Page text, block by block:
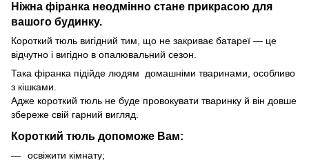
Ніжна фіранка неодмінно стане прикрасою для
вашого будинку.
Короткий тюль вигідний тим, що не закриває батареї — це
відчутно і вигідно в опалювальний сезон.
Така фіранка підійде людям домашніми тваринами, особливо
з кішками.
Адже короткий тюль не буде провокувати тваринку й він довше
збереже свій гарний вигляд.
Короткий тюль допоможе Вам:
освіжити кімнату;